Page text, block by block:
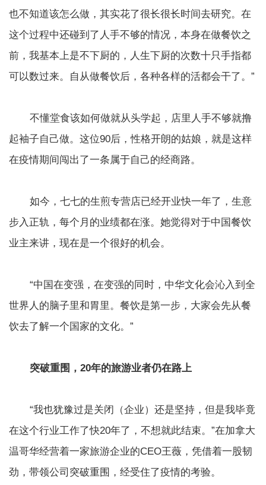
也不知道该怎么做，其实花了很长很长时间去研究。在
这个过程中还碰到了人手不够的情况，本身在做餐饮之
前，我基本上是不下厨的，人生下厨的次数十只手指都
可以数过来。自从做餐饮后，各种各样的活都会干了。”
不懂堂食该如何做就从头学起，店里人手不够就撸
起袖子自己做。这位90后，性格开朗的姑娘，就是这样
在疫情期间闯出了一条属于自己的经商路。
如今，七七的生煎专营店已经开业快一年了，生意
步入正轨，每个月的业绩都在涨。她觉得对于中国餐饮
业主来讲，现在是一个很好的机会。
“中国在变强，在变强的同时，中华文化会沁入到全
世界人的脑子里和胃里。餐饮是第一步，大家会先从餐
饮去了解一个国家的文化。”
突破重围，20年的旅游业者仍在路上
“我也犹豫过是关闭（企业）还是坚持，但是我毕竟
在这个行业工作了快20年了，不想就此结束。”在加拿大
温哥华经营着一家旅游企业的CEO王薇，凭借着一股韧
劲，带领公司突破重围，经受住了疫情的考验。